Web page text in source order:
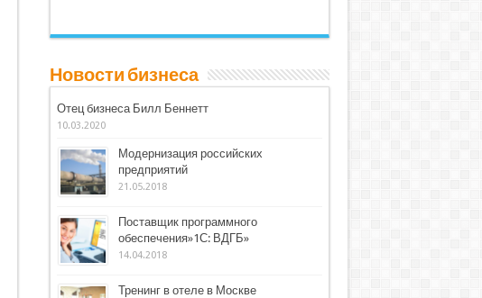
Новости бизнеса
Отец бизнеса Билл Беннетт
10.03.2020
Модернизация российских
предприятий
21.05.2018
Поставщик программного
обеспечения»1С: ВДГБ»
14.04.2018
Тренинг в отеле в Москве